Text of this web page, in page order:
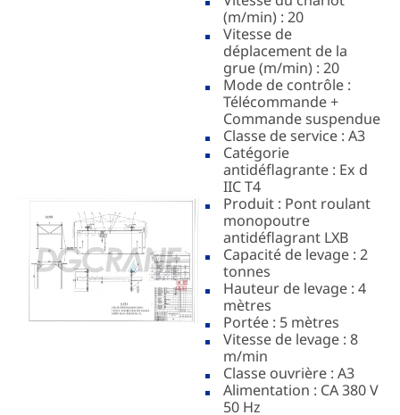
(m/min) : 20
Vitesse de
déplacement de la
grue (m/min) : 20
Mode de contrôle :
Télécommande +
Commande suspendue
Classe de service : A3
Catégorie
antidéflagrante : Ex d
IIC T4
Produit : Pont roulant
monopoutre
antidéflagrant LXB
Capacité de levage : 2
tonnes
Hauteur de levage : 4
mètres
Portée : 5 mètres
Vitesse de levage : 8
m/min
Classe ouvrière : A3
Alimentation : CA 380 V
50 Hz